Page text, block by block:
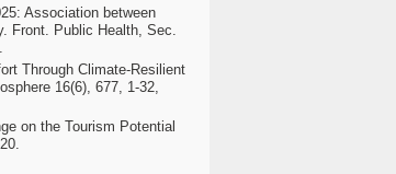
Association between
Front. Public Health, Sec.
Through Climate-Resilient
16(6), 677, 1-32,
on the Tourism Potential